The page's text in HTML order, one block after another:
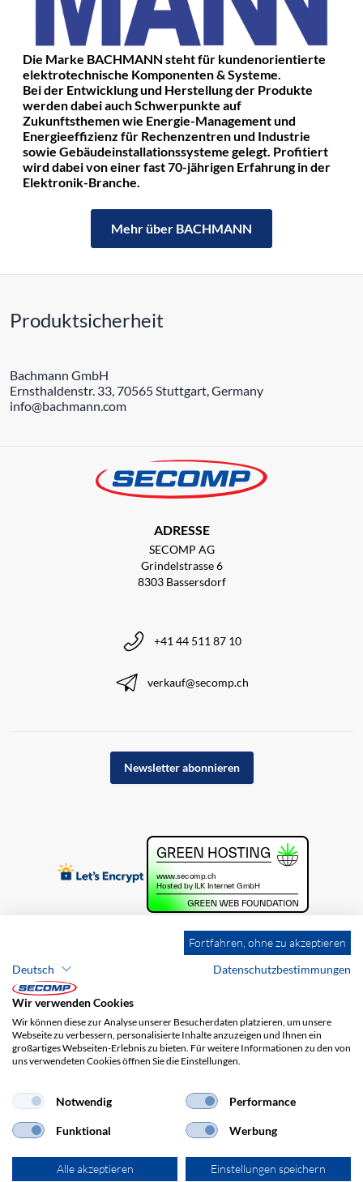
Die Marke BACHMANN steht für kundenorientierte
elektrotechnische Komponenten & Systeme.
Bei der Entwicklung und Herstellung der Produkte
werden dabei auch Schwerpunkte auf
Zukunftsthemen wie Energie-Management und
Energieeffizienz für Rechenzentren und Industrie
sowie Gebäudeinstallationssysteme gelegt. Profitiert
wird dabei von einer fast 70-jährigen Erfahrung in der
Elektronik-Branche.
Mehr über BACHMANN
Produktsicherheit
Bachmann GmbH
Ernsthaldenstr. 33, 70565 Stuttgart, Germany
info@bachmann.com
ADRESSE
SECOMP AG
Grindelstrasse 6
8303 Bassersdorf
+41 44 511 87 10
verkauf@secomp.ch
Newsletter abonnieren
Brands Impressum
AGB
Haftungsausschluss
Versandkosten
Fortfahren, ohne zu akzeptieren
Deutsch
Datenschutzbestimmungen
Wir verwenden Cookies
Wir können diese zur Analyse unserer Besucherdaten platzieren, um unsere
Webseite zu verbessern, personalisierte Inhalte anzuzeigen und Ihnen ein
großartiges Webseiten-Erlebnis zu bieten. Für weitere Informationen zu den von
uns verwendeten Cookies öffnen Sie die Einstellungen.
Notwendig Performance
Funktional Werbung
Alle akzeptieren Einstellungen speichern